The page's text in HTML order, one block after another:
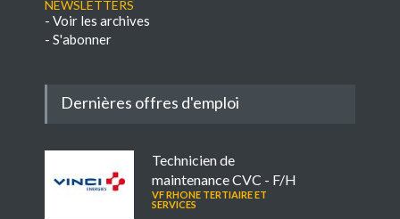
- Voir les archives
- S'abonner
Dernières offres d'emploi
Technicien de
maintenance CVC - F/H
VF RHONE TERTIAIRE ET
SERVICES